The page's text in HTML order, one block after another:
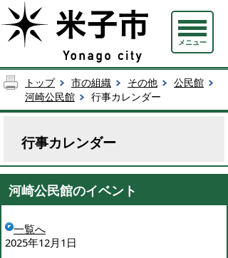
メニュー
トップ 市の組織 その他
公民館
河崎公民館
行事カレンダー
行事カレンダー
河崎公民館のイベント
一覧へ
2025年12月1日